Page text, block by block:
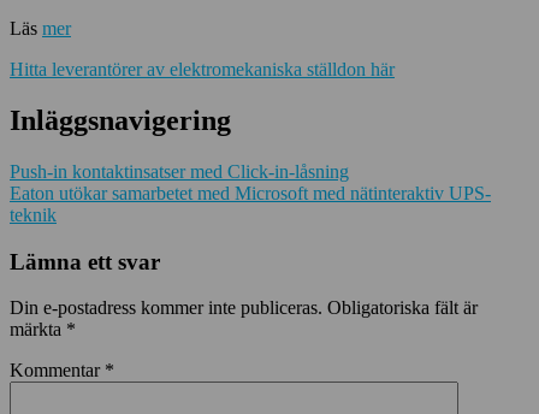
Läs mer
Hitta leverantörer av elektromekaniska ställdon här
Inläggsnavigering
Push-in kontaktinsatser med Click-in-låsning
Eaton utökar samarbetet med Microsoft med nätinteraktiv UPS-
teknik
Lämna ett svar
Din e-postadress kommer inte publiceras. Obligatoriska fält är
märkta *
Kommentar *